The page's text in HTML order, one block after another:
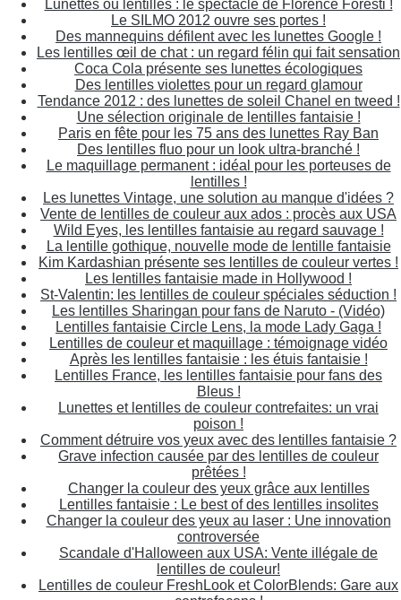
Lunettes ou lentilles : le spectacle de Florence Foresti !
Le SILMO 2012 ouvre ses portes !
Des mannequins défilent avec les lunettes Google !
Les lentilles œil de chat : un regard félin qui fait sensation
Coca Cola présente ses lunettes écologiques
Des lentilles violettes pour un regard glamour
Tendance 2012 : des lunettes de soleil Chanel en tweed !
Une sélection originale de lentilles fantaisie !
Paris en fête pour les 75 ans des lunettes Ray Ban
Des lentilles fluo pour un look ultra-branché !
Le maquillage permanent : idéal pour les porteuses de
lentilles !
Les lunettes Vintage, une solution au manque d'idées ?
Vente de lentilles de couleur aux ados : procès aux USA
Wild Eyes, les lentilles fantaisie au regard sauvage !
La lentille gothique, nouvelle mode de lentille fantaisie
Kim Kardashian présente ses lentilles de couleur vertes !
Les lentilles fantaisie made in Hollywood !
St-Valentin: les lentilles de couleur spéciales séduction !
Les lentilles Sharingan pour fans de Naruto - (Vidéo)
Lentilles fantaisie Circle Lens, la mode Lady Gaga !
Lentilles de couleur et maquillage : témoignage vidéo
Après les lentilles fantaisie : les étuis fantaisie !
Lentilles France, les lentilles fantaisie pour fans des
Bleus !
Lunettes et lentilles de couleur contrefaites: un vrai
poison !
Comment détruire vos yeux avec des lentilles fantaisie ?
Grave infection causée par des lentilles de couleur
prêtées !
Changer la couleur des yeux grâce aux lentilles
Lentilles fantaisie : Le best of des lentilles insolites
Changer la couleur des yeux au laser : Une innovation
controversée
Scandale d'Halloween aux USA: Vente illégale de
lentilles de couleur!
Lentilles de couleur FreshLook et ColorBlends: Gare aux